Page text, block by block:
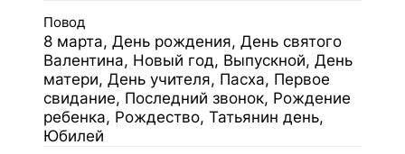
Повод
8 марта, День рождения, День святого
Валентина, Новый год, Выпускной, День
матери, День учителя, Пасха, Первое
свидание, Последний звонок, Рождение
ребенка, Рождество, Татьянин день,
Юбилей